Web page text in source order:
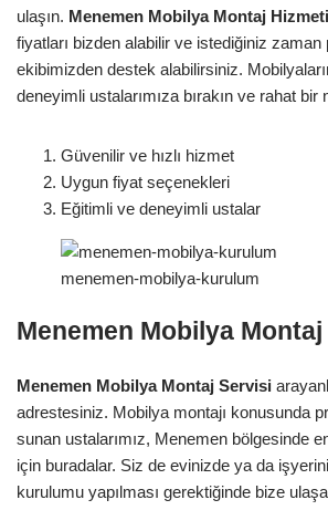
ulaşın. Menemen Mobilya Montaj Hizmeti
fiyatları bizden alabilir ve istediğiniz zaman
ekibimizden destek alabilirsiniz.
deneyimli ustalarımıza bırakın ve rahat bir
Güvenilir ve hızlı hizmet
Uygun fiyat seçenekleri
Eğitimli ve deneyimli ustalar
menemen-mobilya-kurulum
Menemen Mobilya
Menemen Mobilya Montaj Servisi
adrestesiniz. Mobilya montajı konusunda
sunan ustalarımız, Menemen bölgesinde
için buradalar. Siz de evinizde ya da
kurulumu yapılması gerektiğinde bize